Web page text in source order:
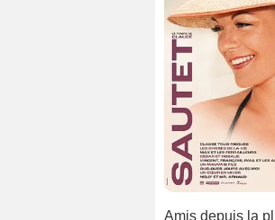
Amis depuis la